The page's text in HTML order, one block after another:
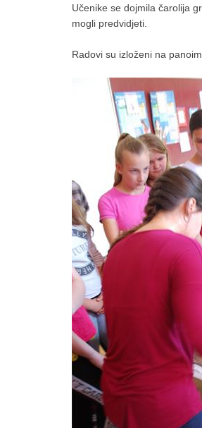
Učenike se dojmila čarolija
mogli predvidjeti.
Radovi su izloženi na